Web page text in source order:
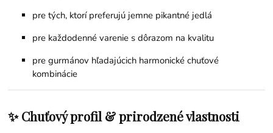
pre tých, ktorí preferujú jemne pikantné jedlá
pre každodenné varenie s dôrazom na kvalitu
pre gurmánov hľadajúcich harmonické chuťové
kombinácie
✨ Chuťový profil & prirodzené vlastnosti